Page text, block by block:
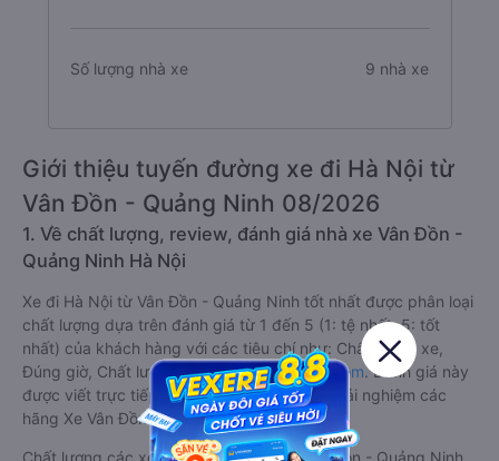
Số lượng nhà xe 9 nhà xe
Giới thiệu tuyến đường xe đi Hà Nội từ
Vân Đồn - Quảng Ninh 08/2026
1. Về chất lượng, review, đánh giá nhà xe Vân Đồn -
Quảng Ninh Hà Nội
Xe đi Hà Nội từ Vân Đồn - Quảng Ninh tốt nhất được phân loại
chất lượng dựa trên đánh giá từ 1 đến 5 (1: tệ nhất, 5: tốt
nhất) của khách hàng với các tiêu chí như: Chất lượng xe,
Đúng giờ, Chất lượng phục vụ trênVexere.com. Đánh giá này
được viết trực tiếp bởi các khách hàng đã trải nghiệm các
hãng Xe Vân Đồn - Quảng Ninh đi Hà Nội.
Chất lượng các xe khách đi Hà Nội từ Vân Đồn - Quảng Ninh